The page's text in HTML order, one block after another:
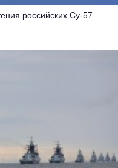
российских Су-57